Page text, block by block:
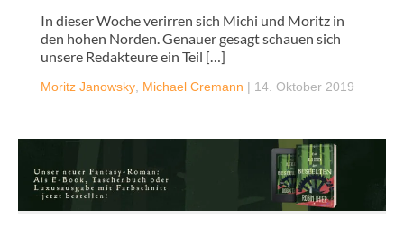
In dieser Woche verirren sich Michi und Moritz in
den hohen Norden. Genauer gesagt schauen sich
unsere Redakteure ein Teil […]
Moritz Janowsky Michael Cremann | 14. Oktober 2019